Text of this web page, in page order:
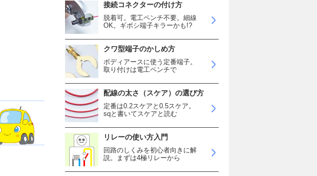
接続コネクターの付け方
脱着可。電工ペンチ不要。細線
OK。ギボシ端子キラーかも!?
クワ型端子のかしめ方
ボディアースに使う定番端子。
取り付けは電工ペンチで
配線の太さ（スケア）の選び方
定番は0.2スケアと0.5スケア。
sqと書いてスケアと読む
リレーの使い方入門
回路のしくみを初心者向きに解
説。まずは4極リレーから